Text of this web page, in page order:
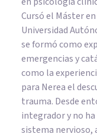
Cursó el Máster
Universidad
se formó como
emergencias y
como la
para Nerea el
trauma. Desde
integrador y no
sistema nervioso,